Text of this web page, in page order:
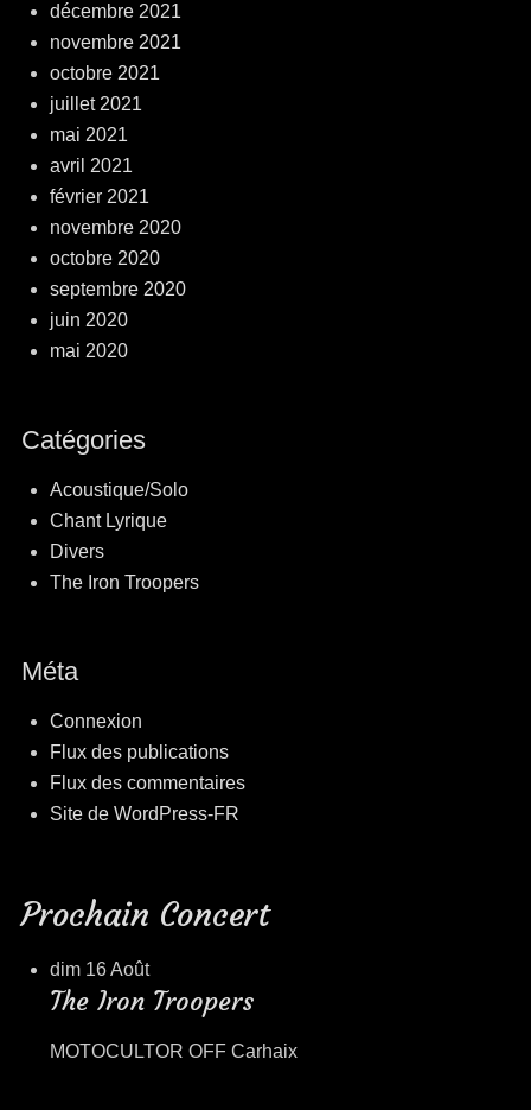
décembre 2021
novembre 2021
octobre 2021
juillet 2021
mai 2021
avril 2021
février 2021
novembre 2020
octobre 2020
septembre 2020
juin 2020
mai 2020
Catégories
Acoustique/Solo
Chant Lyrique
Divers
The Iron Troopers
Méta
Connexion
Flux des publications
Flux des commentaires
Site de WordPress-FR
Prochain Concert
dim 16 Août
The Iron Troopers
MOTOCULTOR OFF Carhaix